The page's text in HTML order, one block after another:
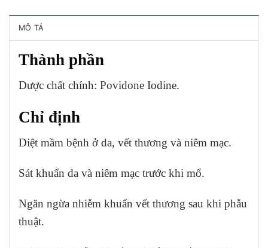
MÔ TẢ
Thành phần
Dược chất chính: Povidone Iodine.
Chỉ định
Diệt mầm bệnh ở da, vết thương và niêm mạc.
Sát khuẩn da và niêm mạc trước khi mổ.
Ngăn ngừa nhiễm khuẩn vết thương sau khi phẫu
thuật.